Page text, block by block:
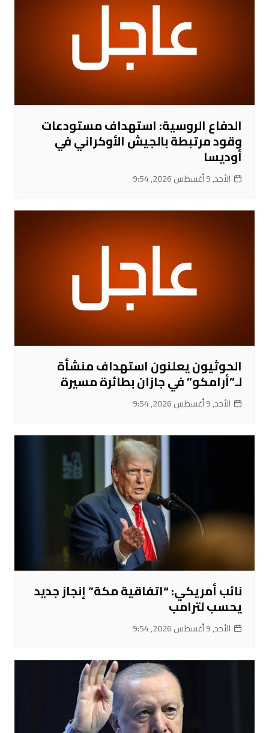
الدفاع الروسية: استهداف مستودعات
وقود مرتبطة بالجيش الأوكراني في
أوديسا
الأحد, 9 أغسطس 2026, 9:54
الحوثيون يعلنون استهداف منشأة
لـ”أرامكو” في جازان بطائرة مسيرة
الأحد, 9 أغسطس 2026, 9:54
نائب أمريكي: “اتفاقية مكة” إنجاز جديد
يحسب لترامب
الأحد, 9 أغسطس 2026, 9:54